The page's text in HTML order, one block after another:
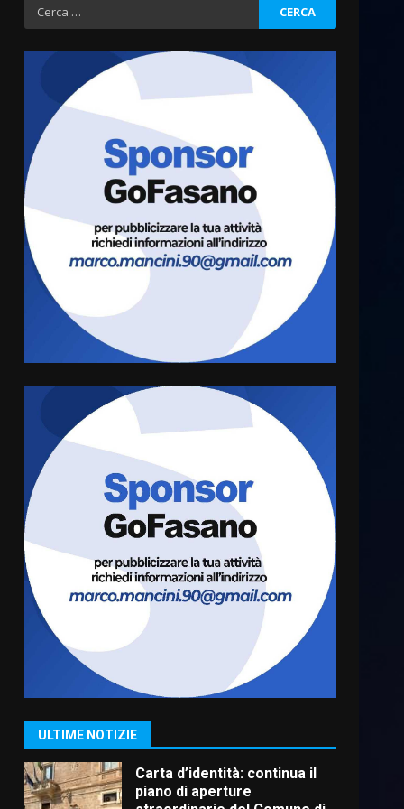
Ricerca
per:
ULTIME NOTIZIE
Grazia Neglia, coordinatrice
cittadina di Fratelli d’Italia,
pronta a tornare in Consiglio
comunale
6 Agosto 2026 08:00
4
Cura dei beni comuni e
cittadinanza attiva: online
l’avviso per la gestione
condivisa della Villetta di
5
La magia del Minareto e la
prima assoluta de “L’Albergo
Belvedere. Il rapimento”
6 Agosto 2026 06:15
escluso dal campionato
5 Agosto 2026 17:30
7
Truffatori in azione nelle
frazioni fasanesi
5 Agosto 2026 11:03
1
Fasanese ferito a colpi di
arma da fuoco
6 Agosto 2026 18:13
Carta d’identità: continua il
piano di aperture